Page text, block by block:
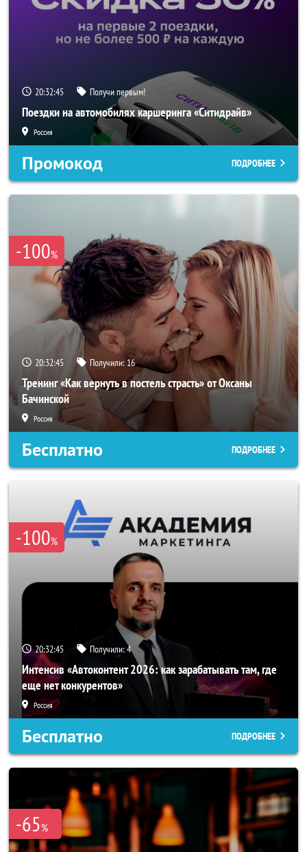
20:32:43 Получи первым!
Поездки на автомобилях каршеринга «Ситидрайв»
Россия
Промокод ПОДРОБНЕЕ
-100%
20:32:43 Получили: 16
Тренинг «Как вернуть в постель страсть» от Оксаны
Бачинской
Россия
Бесплатно ПОДРОБНЕЕ
-100%
20:32:43 Получили:4
Интенсив «Автоконтент 2026: как зарабатывать там, где
еще нет конкурентов»
Россия
Бесплатно ПОДРОБНЕЕ
-65%